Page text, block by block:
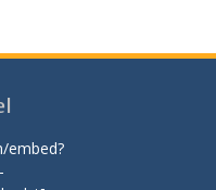
embed?